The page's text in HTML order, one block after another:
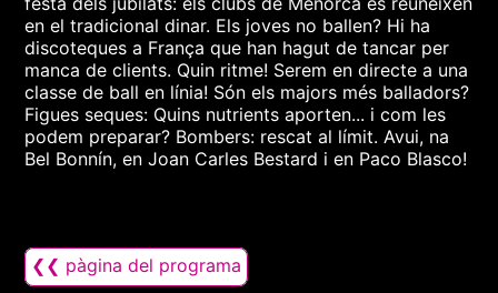
en el tradicional dinar. Els joves no ballen? Hi ha
discoteques a França que han hagut de tancar per
manca de clients. Quin ritme! Serem en directe a una
classe de ball en línia! Són els majors més balladors?
Figues seques: Quins nutrients aporten... i com les
podem preparar? Bombers: rescat al límit. Avui, na
Bel Bonnín, en Joan Carles Bestard i en Paco Blasco!
❮❮ pàgina del programa